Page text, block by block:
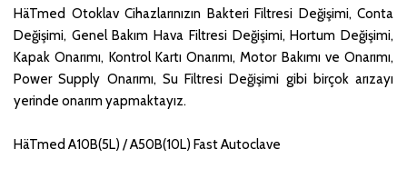
HäTmed Otoklav Cihazlarınızın Bakteri Filtresi Değişimi, Conta
Değişimi, Genel Bakım Hava Filtresi Değişimi, Hortum Değişimi,
Kapak Onarımı, Kontrol Kartı Onarımı, Motor Bakımı ve Onarımı,
Power Supply Onarımı, Su Filtresi Değişimi gibi birçok arızayı
yerinde onarım yapmaktayız.
HäTmed A10B(5L) / A50B(10L) Fast Autoclave